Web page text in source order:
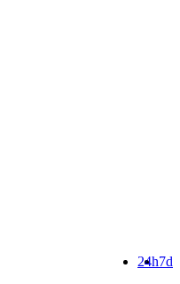
7d
24h